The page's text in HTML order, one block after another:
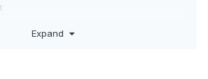
prima stagione (25-1-2-3-7-9-10
Expand